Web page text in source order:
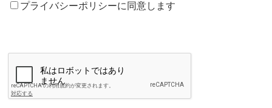
プライバシーポリシーに同意します